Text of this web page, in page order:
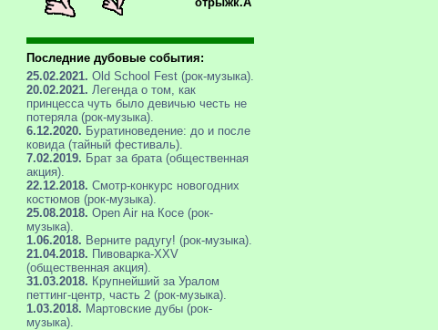
Последние дубовые события:
25.02.2021. Old School Fest (рок-музыка).
20.02.2021. Легенда о том, как
принцесса чуть было девичью честь не
потеряла (рок-музыка).
6.12.2020. Буратиноведение: до и после
ковида (тайный фестиваль).
7.02.2019. Брат за брата (общественная
акция).
22.12.2018. Смотр-конкурс новогодних
костюмов (рок-музыка).
25.08.2018. Open Air на Косе (рок-
музыка).
1.06.2018. Верните радугу! (рок-музыка).
21.04.2018. Пивоварка-XXV
(общественная акция).
31.03.2018. Крупнейший за Уралом
петтинг-центр, часть 2 (рок-музыка).
1.03.2018. Мартовские дубы (рок-
музыка).